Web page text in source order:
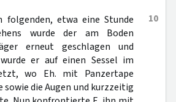
10
folgenden, etwa eine Stunde
wurde der am Boden
erneut geschlagen und
er auf einen Sessel im
wo Eh. mit Panzertape
sowie die Augen und kurzzeitig